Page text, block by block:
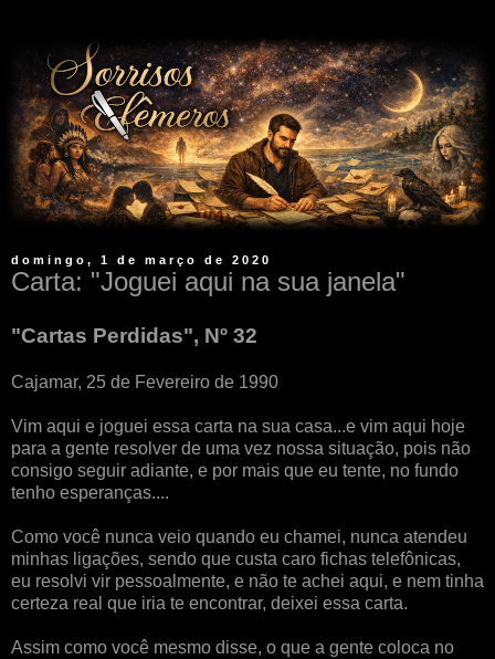
domingo, 1 de março de 2020
Carta: "Joguei aqui na sua janela"
"Cartas Perdidas", Nº 32
Cajamar, 25 de Fevereiro de 1990
Vim aqui e joguei essa carta na sua casa...e vim aqui hoje
para a gente resolver de uma vez nossa situação, pois não
consigo seguir adiante, e por mais que eu tente, no fundo
tenho esperanças....
Como você nunca veio quando eu chamei, nunca atendeu
minhas ligações, sendo que custa caro fichas telefônicas,
eu resolvi vir pessoalmente, e não te achei aqui, e nem tinha
certeza real que iria te encontrar, deixei essa carta.
Assim como você mesmo disse, o que a gente coloca no